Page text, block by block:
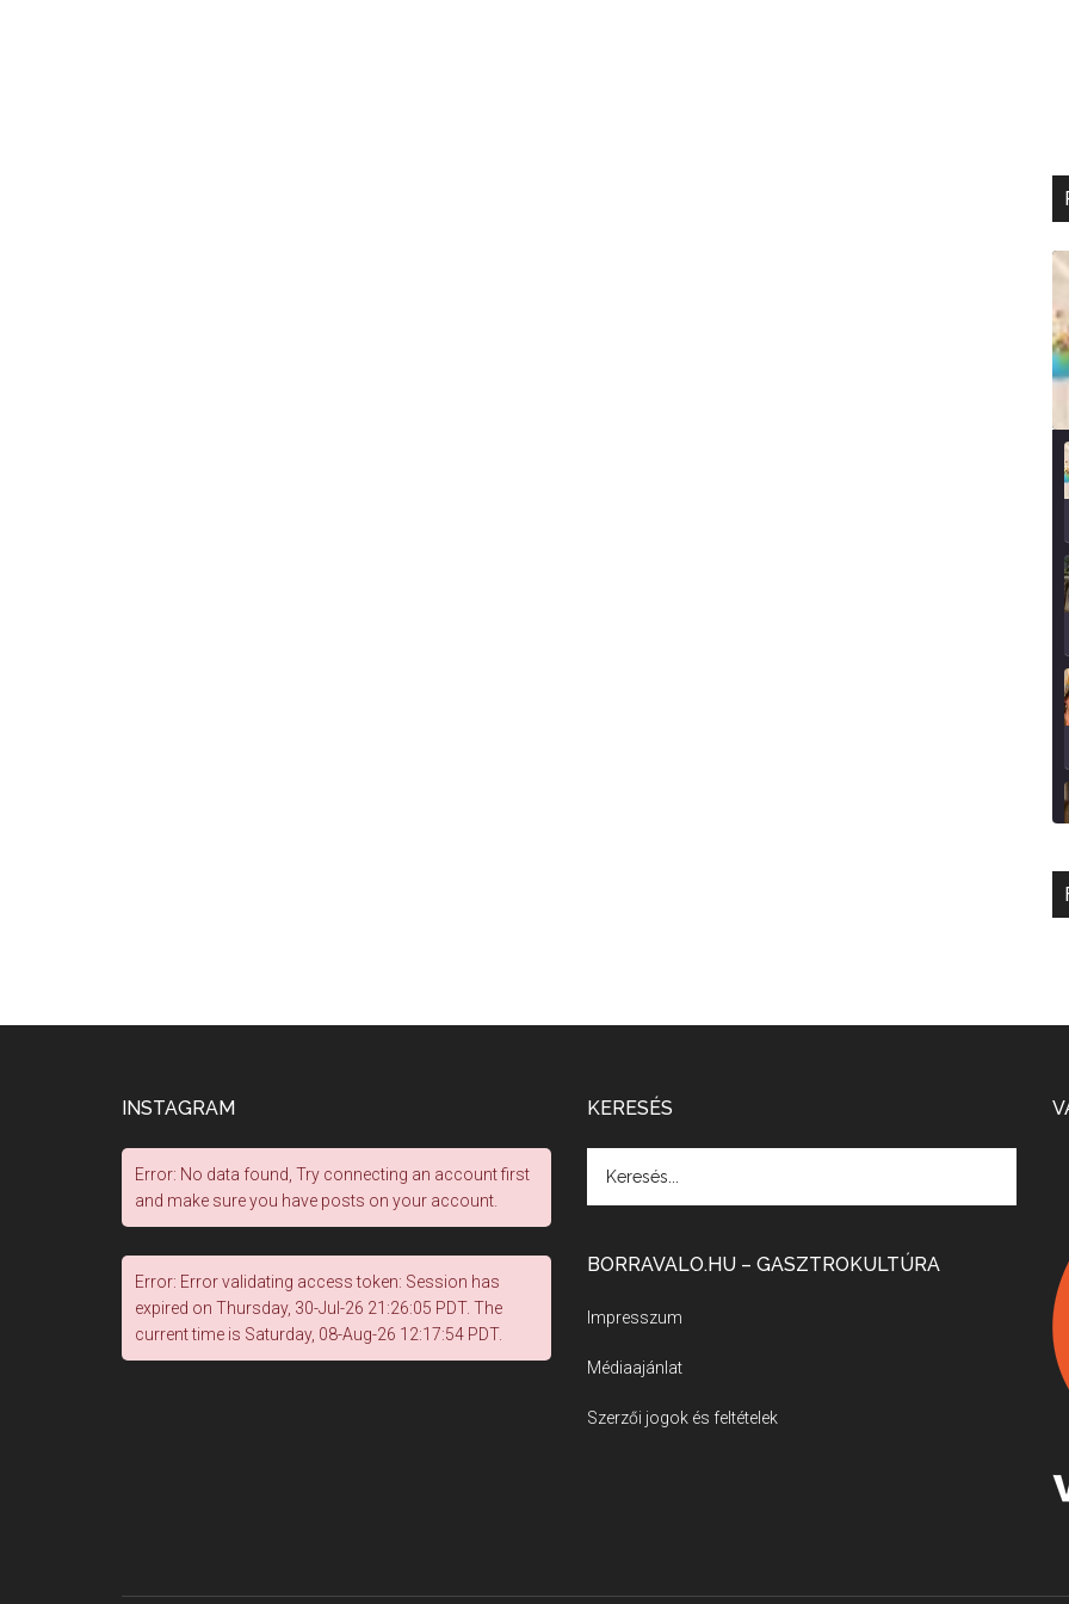
INSTAGRAM
Error: No data found, Try connecting an account first
and make sure you have posts on your account.
Error: Error validating access token: Session has
expired on Thursday, 30-Jul-26 21:26:05 PDT. The
current time is Saturday, 08-Aug-26 12:17:54 PDT.
KERESÉS
BORRAVALO.HU – GASZTROKULTÚRA
Impresszum
Médiaajánlat
Szerzői jogok és feltételek